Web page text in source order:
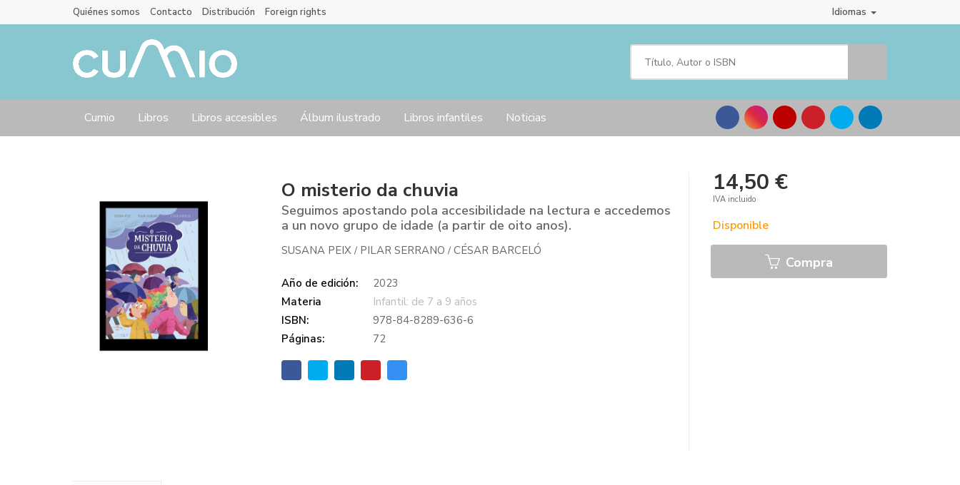
Idiomas
Quiénes somos Contacto Distribución Foreign rights
Cumio Libros Libros accesibles Álbum ilustrado Libros infantiles Noticias
O misterio da chuvia
Seguimos apostando pola accesibilidade na lectura e accedemos
a un novo grupo de idade (a partir de oito anos).
SUSANA PEIX/ PILAR SERRANO/CÉSAR BARCELÓ
Año de edición:
2023
Materia
Infantil: de 7 a 9 años
ISBN:
978-84-8289-636-6
Páginas:
72
14,50 €
IVA incluido
Disponible
Compra